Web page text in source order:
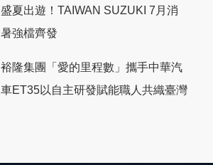
盛夏出遊！TAIWAN SUZUKI 7月消
暑強檔齊發
裕隆集團「愛的里程數」攜手中華汽
車ET35以自主研發賦能職人共織臺灣